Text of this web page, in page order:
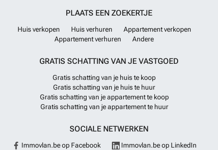
PLAATS EEN ZOEKERTJE
Huis verkopen Huis verhuren
Appartement verkopen
Appartement verhuren
Andere
GRATIS SCHATTING VAN JE VASTGOED
Gratis schatting van je huis te koop
Gratis schatting van je huis te huur
Gratis schatting van je appartement te koop
Gratis schatting van je appartement te huur
SOCIALE NETWERKEN
Immovlan.be op Facebook Immovlan.be op LinkedIn